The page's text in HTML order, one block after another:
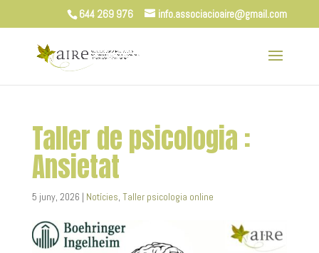
644 269 976 info.associacioaire@gmail.com
Taller de psicologia :
Ansietat
5 juny, 2026 | Notícies, Taller psicologia online